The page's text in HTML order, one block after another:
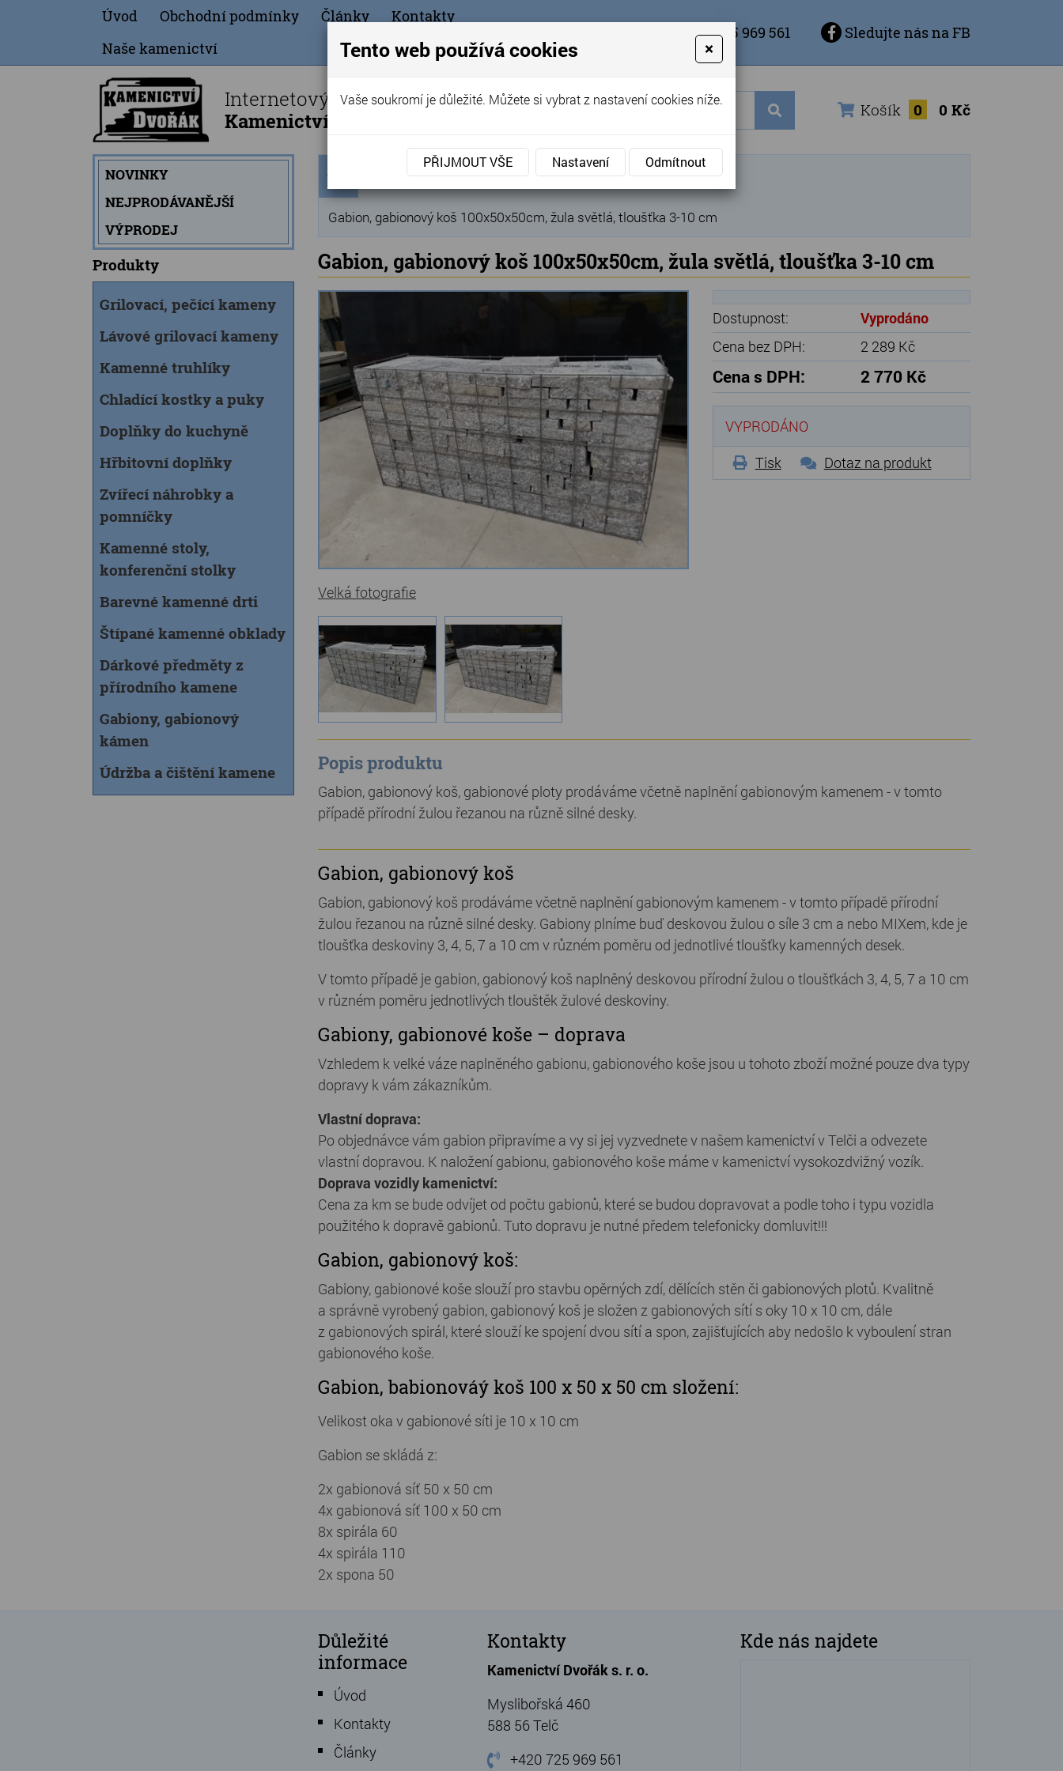
Úvod Obchodní podmínky Články
Kontakty
Naše kamenictví
+420 725 969 561 Sledujte nás na FB
Internetový obchod
Kamenictví Dvořák - Telč
Košík 0 0 Kč
NOVINKY
NEJPRODÁVANĚJŠÍ
VÝPRODEJ
Produkty
Grilovací, pečící kameny
Lávové grilovací kameny
Kamenné truhlíky
Chladící kostky a puky
Doplňky do kuchyně
Hřbitovní doplňky
Zvířecí náhrobky a
pomníčky
Kamenné stoly,
konferenční stolky
Barevné kamenné drti
Štípané kamenné obklady
Dárkové předměty z
přírodního kamene
Gabiony, gabionový
kámen
Údržba a čištění kamene
stránka
Produkty » Gabiony, gabionový kámen »
Gabion, gabionový koš 100x50x50cm, žula světlá, tloušťka 3-10 cm
Gabion, gabionový koš 100x50x50cm, žula světlá, tloušťka 3-10 cm
Velká fotografie
Dostupnost:
Vyprodáno
Cena bez DPH:
2 289 Kč
Cena s DPH: 2 770 Kč
VYPRODÁNO
Tisk
Dotaz na produkt
Popis produktu
Gabion, gabionový koš, gabionové ploty prodáváme včetně naplnění gabionovým kamenem - v tomto
případě přírodní žulou řezanou na různě silné desky.
Gabion, gabionový koš
Gabion, gabionový koš prodáváme včetně naplnění gabionovým kamenem - v tomto případě přírodní
žulou řezanou na různě silné desky. Gabiony plníme buď deskovou žulou o síle 3 cm a nebo MIXem, kde je
tloušťka deskoviny 3, 4, 5, 7 a 10 cm v různém poměru od jednotlivé tloušťky kamenných desek.
V tomto případě je gabion, gabionový koš naplněný deskovou přírodní žulou o tloušťkách 3, 4, 5, 7 a 10 cm
v různém poměru jednotlivých tlouštěk žulové deskoviny.
Gabiony, gabionové koše – doprava
Vzhledem k velké váze naplněného gabionu, gabionového koše jsou u tohoto zboží možné pouze dva typy
dopravy k vám zákazníkům.
Vlastní doprava:
Po objednávce vám gabion připravíme a vy si jej vyzvednete v našem kamenictví v Telči a odvezete
vlastní dopravou. K naložení gabionu, gabionového koše máme v kamenictví vysokozdvižný vozík.
Doprava vozidly kamenictví:
Cena za km se bude odvíjet od počtu gabionů, které se budou dopravovat a podle toho i typu vozidla
použitého k dopravě gabionů. Tuto dopravu je nutné předem telefonicky domluvit!!!
Gabion, gabionový koš:
Gabiony, gabionové koše slouží pro stavbu opěrných zdí, dělících stěn či gabionových plotů. Kvalitně
a správně vyrobený gabion, gabionový koš je složen z gabionových sítí s oky 10 x 10 cm, dále
z gabionových spirál, které slouží ke spojení dvou sítí a spon, zajišťujících aby nedošlo k vyboulení stran
gabionového koše.
Gabion, babionováý koš 100 x 50 x 50 cm složení:
Velikost oka v gabionové síti je 10 x 10 cm
Gabion se skládá z:
2x gabionová síť 50 x 50 cm
4x gabionová síť 100 x 50 cm
8x spirála 60
4x spirála 110
2x spona 50
Důležité
informace
Úvod
Kontakty
Články
Kontakty
Kamenictví Dvořák s. r. o.
Myslibořská 460
588 56 Telč
+420 725 969 561
Kde nás najdete
Tento web používá cookies ×
Vaše soukromí je důležité. Můžete si vybrat z nastavení cookies níže.
PŘIJMOUT VŠE Nastavení Odmítnout